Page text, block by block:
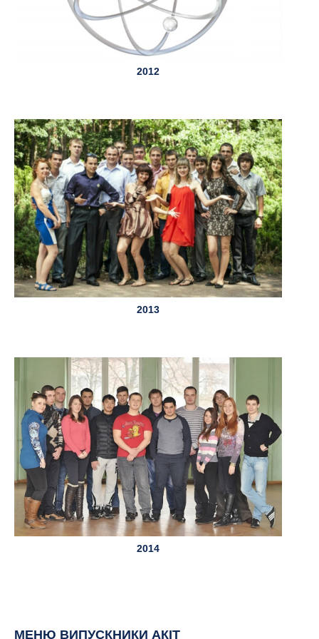
2012
2013
2014
МЕНЮ ВИПУСКНИКИ АКІТ